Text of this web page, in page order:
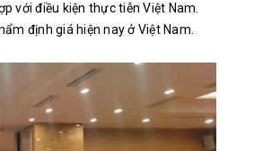
với điều kiện thực tiễn Việt Nam.
định giá hiện nay ở Việt Nam.